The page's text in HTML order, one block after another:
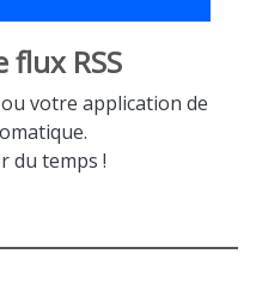
flux RSS
votre application de
du temps !